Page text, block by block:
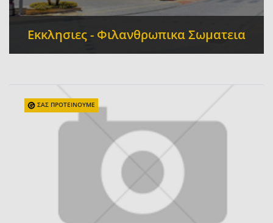
Εκκλησιες - Φιλανθρωπικα Σωματεια
ΣΑΣ ΠΡΟΤΕΙΝΟΥΜΕ